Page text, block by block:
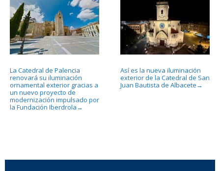
La Catedral de Palencia
renovará su iluminación
ornamental exterior gracias a
un nuevo proyecto de
modernización impulsado por
la Fundación Iberdrola →
Así es la nueva iluminación
exterior de la Catedral de San
Juan Bautista de Albacete →